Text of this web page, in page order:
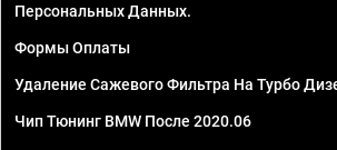
Персональных Данных.
Формы Оплаты
Удаление Сажевого Фильтра На Турбо
Чип Тюнинг BMW После 2020.06